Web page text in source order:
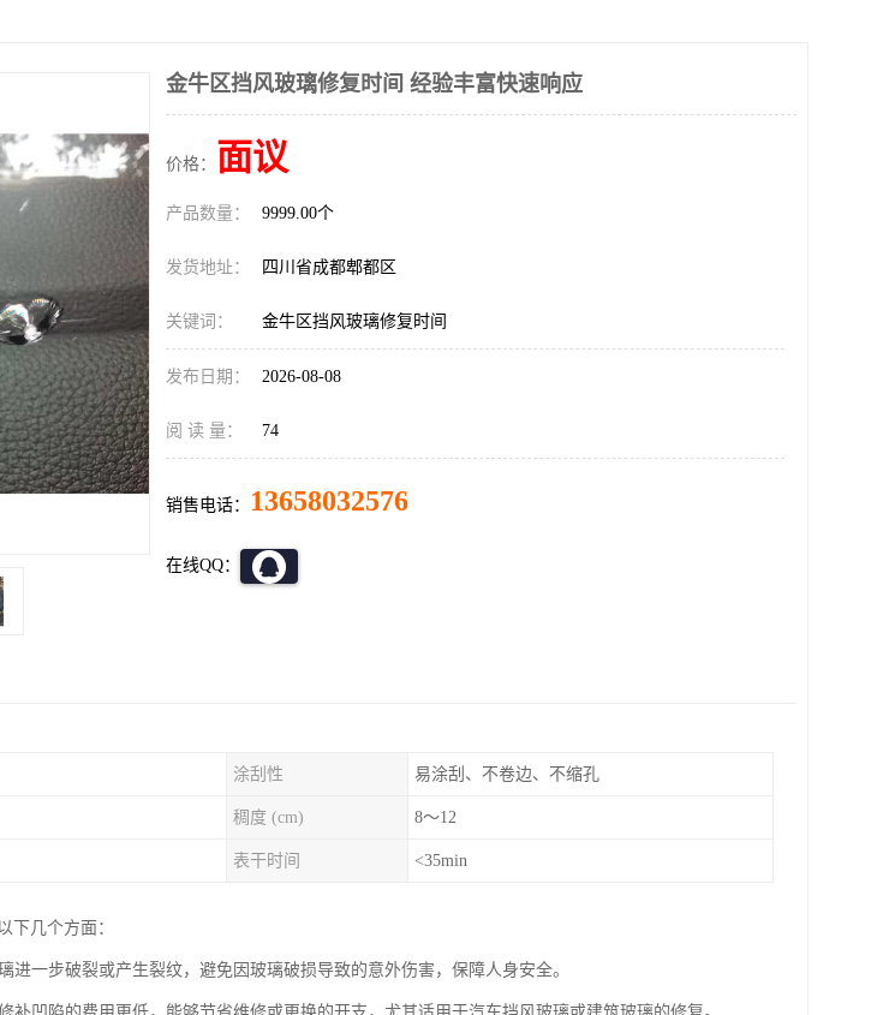
金牛区挡风玻璃修复时间 经验丰富快速响应
价格： 面议
产品数量： 9999.00个
发货地址： 四川省成都郫都区
关键词： 金牛区挡风玻璃修复时间
发布日期： 2026-08-08
阅 读 量： 74
销售电话： 13658032576
在线QQ：
涂刮性 易涂刮、不卷边、不缩孔
稠度 (cm) 8～12
表干时间 <35min
下几个方面：
进一步破裂或产生裂纹，避免因玻璃破损导致的意外伤害，保障人身安全。